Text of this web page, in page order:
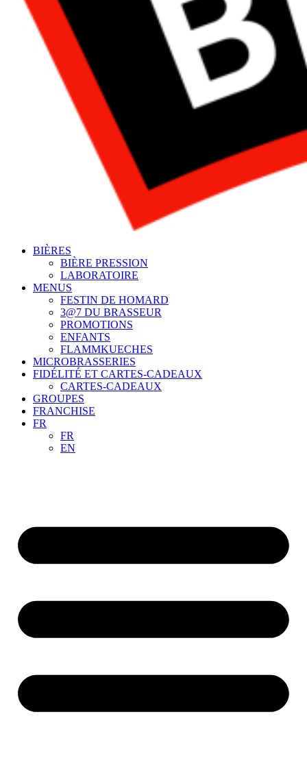
BIÈRES
BIÈRE PRESSION
LABORATOIRE
MENUS
FESTIN DE HOMARD
3@7 DU BRASSEUR
PROMOTIONS
ENFANTS
FLAMMKUECHES
MICROBRASSERIES
FIDÉLITÉ ET CARTES-CADEAUX
CARTES-CADEAUX
GROUPES
FRANCHISE
FR
FR
EN